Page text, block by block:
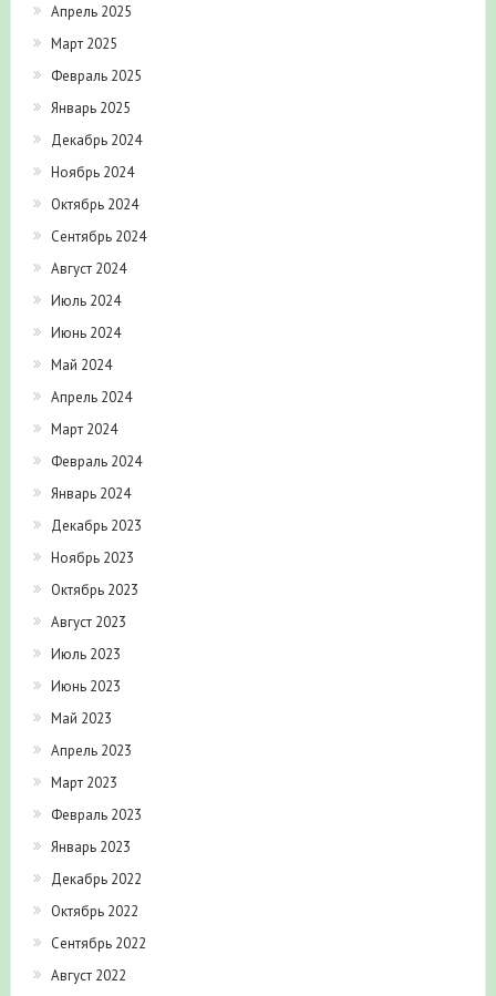
Апрель 2025
Март 2025
Февраль 2025
Январь 2025
Декабрь 2024
Ноябрь 2024
Октябрь 2024
Сентябрь 2024
Август 2024
Июль 2024
Июнь 2024
Май 2024
Апрель 2024
Март 2024
Февраль 2024
Январь 2024
Декабрь 2023
Ноябрь 2023
Октябрь 2023
Август 2023
Июль 2023
Июнь 2023
Май 2023
Апрель 2023
Март 2023
Февраль 2023
Январь 2023
Декабрь 2022
Октябрь 2022
Сентябрь 2022
Август 2022